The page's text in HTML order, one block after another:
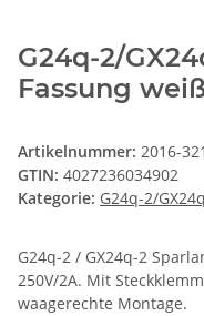
G24q-2/
Fassung
Artikelnummer: 2016-
GTIN: 4027236034902
Kategorie: G24q-2/
G24q-2 / GX24q-2
250V/2A. Mit
waagerechte Montage.